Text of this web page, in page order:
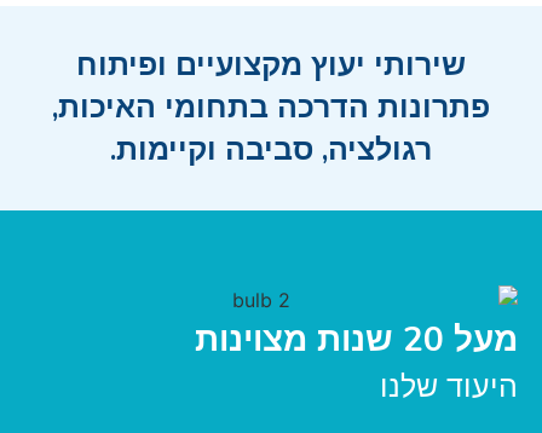
שירותי יעוץ מקצועיים ופיתוח
פתרונות הדרכה בתחומי האיכות,
רגולציה, סביבה וקיימות.
מעל 20 שנות מצוינות
היעוד שלנו